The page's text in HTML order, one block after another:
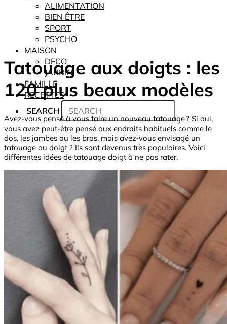
ALIMENTATION
BIEN ÊTRE
SPORT
PSYCHO
MAISON
DECO
JARDIN
FAMILLE
RECETTES
SEARCH
Tatouage aux doigts : les
120 plus beaux modèles
Avez-vous pensé à vous faire un nouveau tatouage ? Si oui,
vous avez peut-être pensé aux endroits habituels comme le
dos, les jambes ou les bras, mais avez-vous envisagé un
tatouage au doigt ? Ils sont devenus très populaires. Voici
différentes idées de tatouage doigt à ne pas rater.